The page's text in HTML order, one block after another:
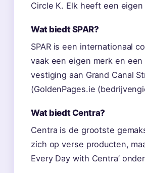
Circle K. Elk heeft een
Wat biedt SPAR?
SPAR is een internationaal
vaak een eigen merk en
vestiging aan Grand Canal
(GoldenPages.ie
Wat biedt Centra?
Centra is de grootste
zich op verse producten,
Every Day with Centra’